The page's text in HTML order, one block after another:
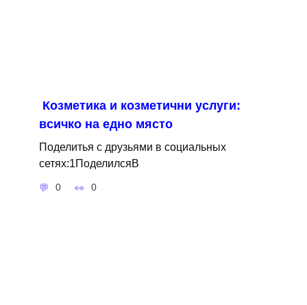
Козметика и козметични услуги:
всичко на едно място
Поделитья с друзьями в социальных
сетях:1ПоделилсяВ
0 0